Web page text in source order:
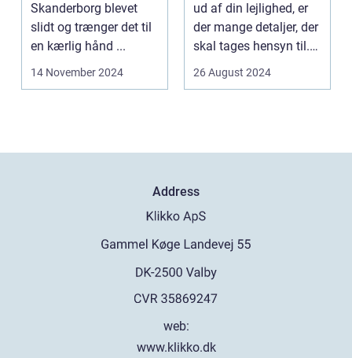
Skanderborg blevet
slidt og trænger det til
en kærlig hånd ...
14 November 2024
ud af din lejlighed, er
der mange detaljer, der
skal tages hensyn til.
En af...
26 August 2024
Address
web:
www.klikko.dk